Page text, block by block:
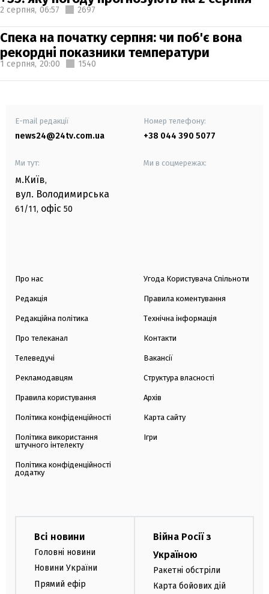
2 серпня, 06:57 2697
Спека на початку серпня: чи поб'є вона
рекордні показники температури
1 серпня, 20:00 1540
E-mail редакції
news24@24tv.com.ua
Номер телефону:
+38 044 390 5077
Ми тут:
м.Київ,
вул. Володимирська
61/11, офіс 50
Ми в соцмережах:
Про нас
Редакція
Редакційна політика
Про телеканал
Телеведучі
Рекламодавцям
Правила користування
Політика конфіденційності
Політика використання
штучного інтелекту
Політика конфіденційності
додатку
Угода Користувача Спільноти
Правила коментування
Технічна інформація
Контакти
Вакансії
Структура власності
Архів
Карта сайту
Ігри
Всі новини
Головні новини
Новини України
Прямий ефір
Війна Росії з
Україною
Ракетні обстріли
Карта бойових дій